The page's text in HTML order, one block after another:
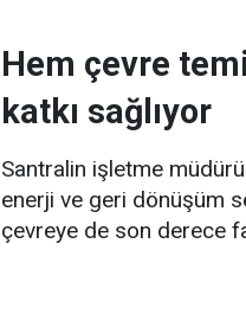
Hem çevre
katkı sağlıyor
Santralin işletme
enerji ve geri dönüşüm
çevreye de son derece